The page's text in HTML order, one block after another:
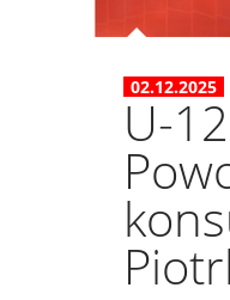
02.12.2025
U-